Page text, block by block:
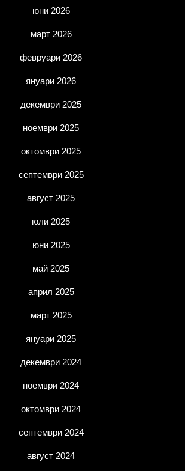
юни 2026
март 2026
февруари 2026
януари 2026
декември 2025
ноември 2025
октомври 2025
септември 2025
август 2025
юли 2025
юни 2025
май 2025
април 2025
март 2025
януари 2025
декември 2024
ноември 2024
октомври 2024
септември 2024
август 2024